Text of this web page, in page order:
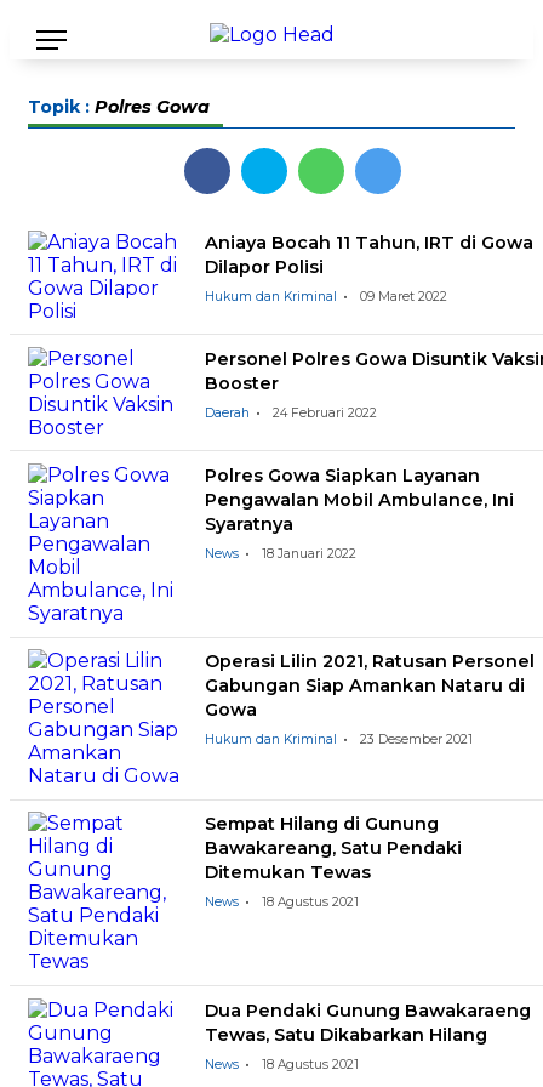
Topik : Polres Gowa
Aniaya Bocah 11 Tahun, IRT di Gowa
Dilapor Polisi
Hukum dan Kriminal 09 Maret 2022
Personel Polres Gowa Disuntik
Booster
Daerah 24 Februari 2022
Polres Gowa Siapkan Layanan
Pengawalan Mobil Ambulance, Ini
Syaratnya
News 18 Januari 2022
Operasi Lilin 2021, Ratusan Personel
Gabungan Siap Amankan Nataru di
Gowa
Hukum dan Kriminal 23 Desember 2021
Sempat Hilang di Gunung
Bawakareang, Satu Pendaki
Ditemukan Tewas
News 18 Agustus 2021
Dua Pendaki Gunung Bawakaraeng
Tewas, Satu Dikabarkan Hilang
News 18 Agustus 2021